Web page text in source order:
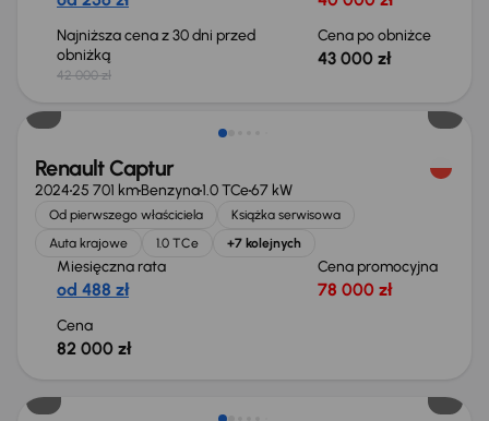
Najniższa cena z 30 dni przed
obniżką
42 000 zł
Cena po obniżce
43 000 zł
Świeżo skupione
Renault Captur
202425 701 kmBenzyna1.0 TCe67 kW
Od pierwszego właściciela
Książka serwisowa
Auta krajowe
1.0 TCe +7 kolejnych
Miesięczna rata
od 488 zł
Cena promocyjna
78 000 zł
Cena
82 000 zł